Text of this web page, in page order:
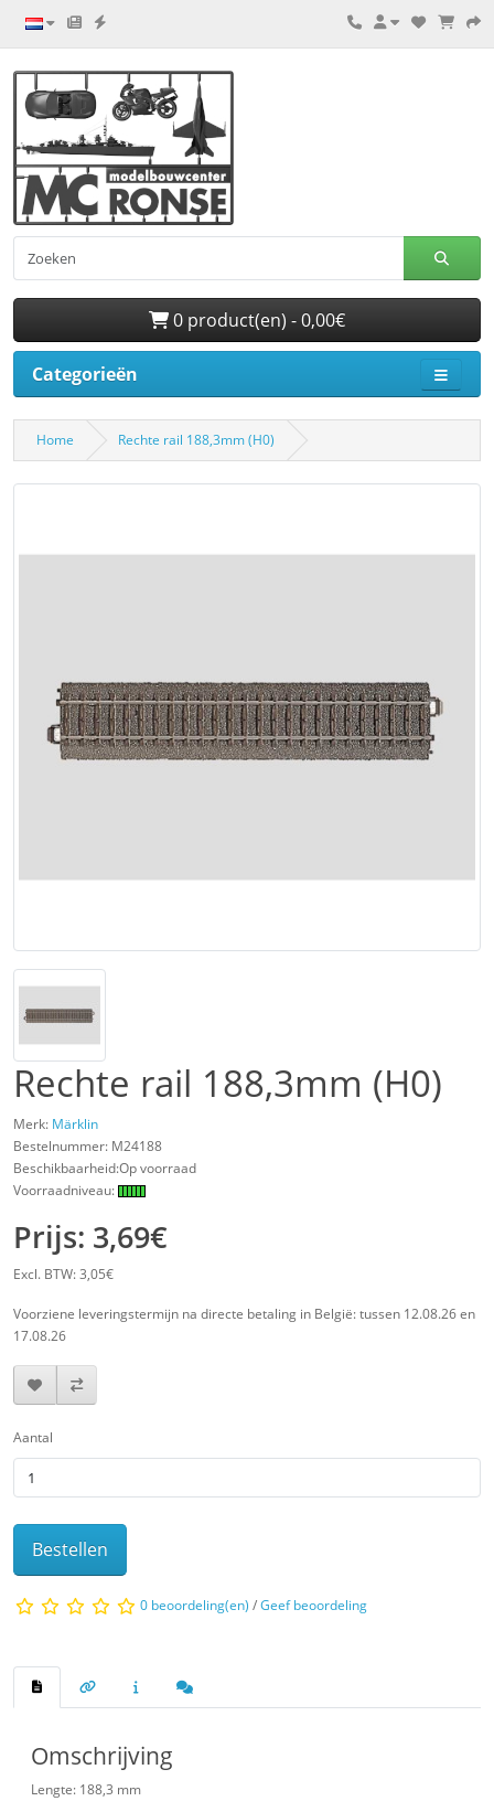
0 product(en) - 0,00€
Categorieën
Home Rechte rail 188,3mm (H0)
Rechte rail 188,3mm (H0)
Merk: Märklin
Bestelnummer: M24188
Beschikbaarheid:Op voorraad
Voorraadniveau:
Prijs: 3,69€
Excl. BTW: 3,05€
Voorziene leveringstermijn na directe betaling in België: tussen 12.08.26 en
17.08.26
Aantal
Bestellen
0 beoordeling(en) /Geef beoordeling
Omschrijving
Lengte: 188,3 mm